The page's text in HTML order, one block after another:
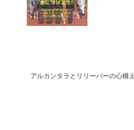
アルカンタラとリリーバーの心構え